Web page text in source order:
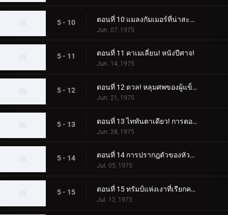
5 - 10 ตอนที่ 10 แมลงกัมเมอร์ที่น่าสะพรึงกลัว! มันมุ่งเป้าไปที่มนุษย์!!
Jun. 07, 1975
5 - 11 ตอนที่ 11 คาเมเลี่ยน! หนังปีศาจ!
Jun. 14, 1975
5 - 12 ตอนที่ 12 ดวล! หลุมศพของผู้แข็งแกร่ง!
Jun. 21, 1975
5 - 13 ตอนที่ 13 ไททันตาเดียว! การตอบโต้ครั้งสุดท้าย!!
Jun. 28, 1975
5 - 14 ตอนที่ 14 การปรากฎตัวของหัวหน้าผู้บริหารเงา!
Jul. 05, 1975
5 - 15 ตอนที่ 15 ทรัมป์แห่งเงาที่เรียกความตาย!!
Jul. 12, 1975